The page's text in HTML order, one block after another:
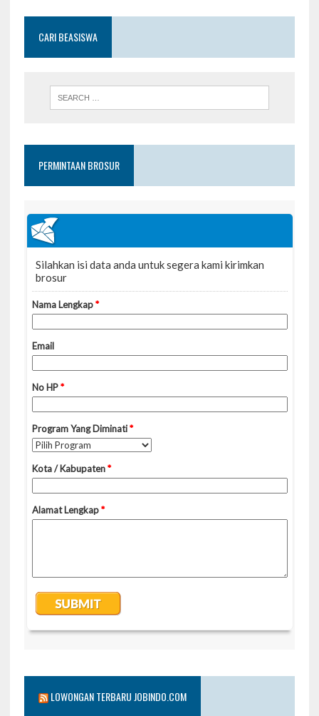
CARI BEASISWA
PERMINTAAN BROSUR
LOWONGAN TERBARU JOBINDO.COM